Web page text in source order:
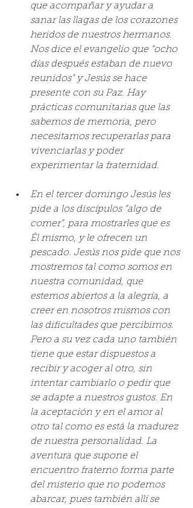
que acompañar y ayudar a
sanar las llagas de los corazones
heridos de nuestros hermanos.
Nos dice el evangelio que “ocho
días después estaban de nuevo
reunidos” y Jesús se hace
presente con su Paz. Hay
prácticas comunitarias que las
sabemos de memoria, pero
necesitamos recuperarlas para
vivenciarlas y poder
experimentar la fraternidad.
En el tercer domingo Jesús les
pide a los discípulos “algo de
comer”, para mostrarles que es
Él mismo, y le ofrecen un
pescado. Jesús nos pide que nos
mostremos tal como somos en
nuestra comunidad, que
estemos abiertos a la alegría, a
creer en nosotros mismos con
las dificultades que percibimos.
Pero a su vez cada uno también
tiene que estar dispuestos a
recibir y acoger al otro, sin
intentar cambiarlo o pedir que
se adapte a nuestros gustos. En
la aceptación y en el amor al
otro tal como es está la madurez
de nuestra personalidad. La
aventura que supone el
encuentro fraterno forma parte
del misterio que no podemos
abarcar, pues también allí se